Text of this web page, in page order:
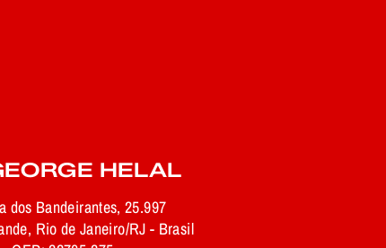
HELAL
dos Bandeirantes, 25.997
Rio de Janeiro/RJ - Brasil